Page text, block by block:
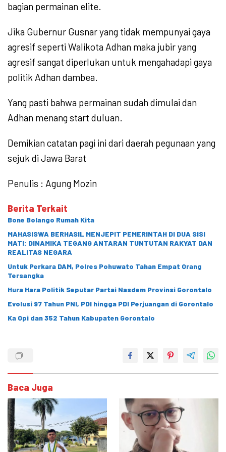
bagian permainan elite.
Jika Gubernur Gusnar yang tidak mempunyai gaya
agresif seperti Walikota Adhan maka jubir yang
agresif sangat diperlukan untuk mengahadapi gaya
politik Adhan dambea.
Yang pasti bahwa permainan sudah dimulai dan
Adhan menang start duluan.
Demikian catatan pagi ini dari daerah pegunaan yang
sejuk di Jawa Barat
Penulis : Agung Mozin
Berita Terkait
Bone Bolango Rumah Kita
MAHASISWA BERHASIL MENJEPIT PEMERINTAH DI DUA SISI
MATI: DINAMIKA TEGANG ANTARAN TUNTUTAN RAKYAT DAN
REALITAS NEGARA
Untuk Perkara DAM, Polres Pohuwato Tahan Empat Orang
Tersangka
Hura Hara Politik Seputar Partai Nasdem Provinsi Gorontalo
Evolusi 97 Tahun PNI, PDI hingga PDI Perjuangan di Gorontalo
Ka Opi dan 352 Tahun Kabupaten Gorontalo
Baca Juga